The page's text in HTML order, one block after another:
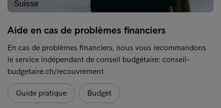
Aide en cas de problèmes financiers
En cas de problèmes financiers, nous vous recommandons
le service indépendant de conseil budgétaire: conseil-
budgetaire.ch/recouvrement
Guide pratique Budget